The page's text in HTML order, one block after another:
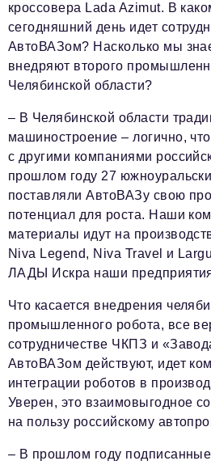
кроссовера Lada Azimut. В
сегодняшний день идет
АвтоВАЗом? Насколько мы
внедряют второго
Челябинской области?
– В Челябинской области
машиностроение – логично,
с другими компаниями
прошлом году 27
поставляли АвтоВАЗу свою
потенциал для роста. Наши
материалы идут на
Niva Legend, Niva Travel и
ЛАДЫ Искра наши предприятия
Что касается внедрения
промышленного робота, все
сотрудничестве ЧКПЗ и
АвтоВАЗом действуют, идет
интеграции роботов в
Уверен, это взаимовыгодное
на пользу российскому
– В прошлом году